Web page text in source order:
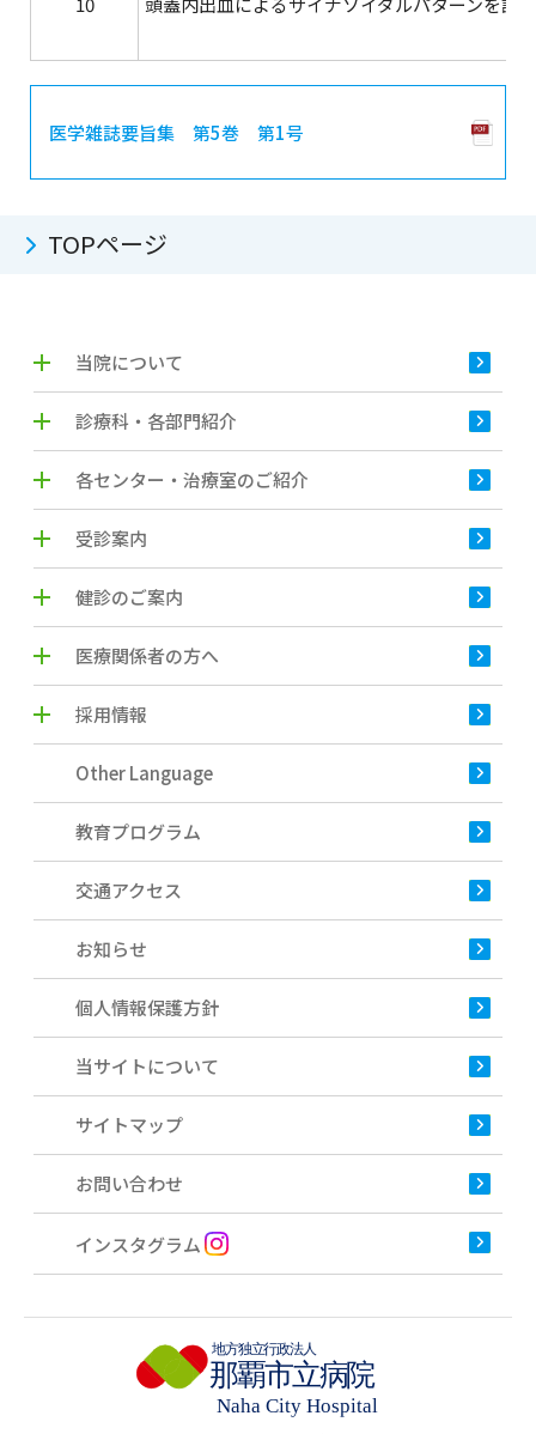
医学雑誌要旨集 第5巻 第1号
TOPページ
当院について
診療科・各部門紹介
各センター・治療室のご紹介
受診案内
健診のご案内
医療関係者の方へ
採用情報
Other Language
教育プログラム
交通アクセス
お知らせ
個人情報保護方針
当サイトについて
サイトマップ
お問い合わせ
インスタグラム